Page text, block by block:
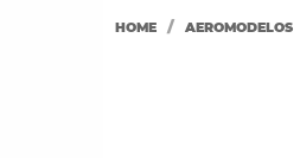
HOME AEROMODELOS